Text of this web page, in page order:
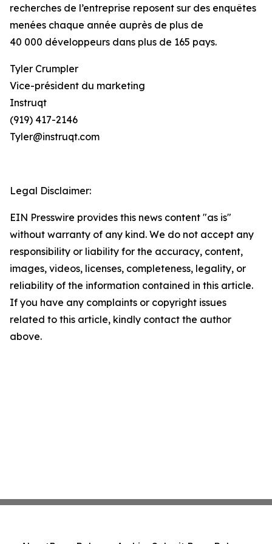
recherches de l’entreprise reposent sur des enquêtes
menées chaque année auprès de plus de
40 000 développeurs dans plus de 165 pays.
Tyler Crumpler
Vice-président du marketing
Instruqt
(919) 417-2146
Tyler@instruqt.com
Legal Disclaimer:
EIN Presswire provides this news content "as is"
without warranty of any kind. We do not accept any
responsibility or liability for the accuracy, content,
images, videos, licenses, completeness, legality, or
reliability of the information contained in this article.
If you have any complaints or copyright issues
related to this article, kindly contact the author
above.